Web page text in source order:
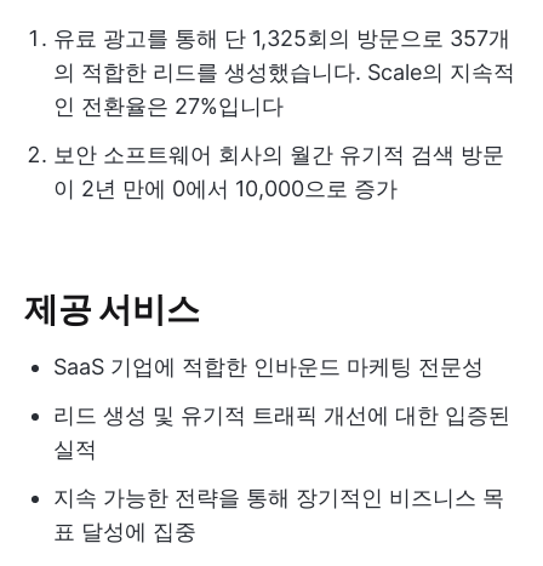
유료 광고를 통해 단 1,325회의 방문으로 357개
의 적합한 리드를 생성했습니다. Scale의 지속적
인 전환율은 27%입니다
보안 소프트웨어 회사의 월간 유기적 검색 방문
이 2년 만에 0에서 10,000으로 증가
제공 서비스
SaaS 기업에 적합한 인바운드 마케팅 전문성
리드 생성 및 유기적 트래픽 개선에 대한 입증된
실적
지속 가능한 전략을 통해 장기적인 비즈니스 목
표 달성에 집중